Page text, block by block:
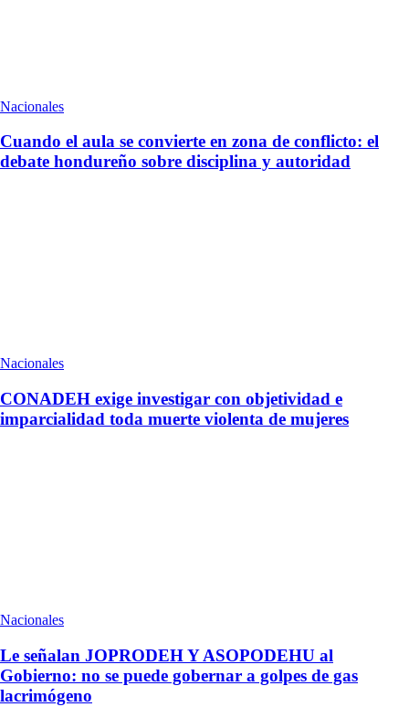
Nacionales
Cuando el aula se convierte en zona de conflicto: el
debate hondureño sobre disciplina y autoridad
Nacionales
CONADEH exige investigar con objetividad e
imparcialidad toda muerte violenta de mujeres
Nacionales
Le señalan JOPRODEH Y ASOPODEHU al
Gobierno: no se puede gobernar a golpes de gas
lacrimógeno